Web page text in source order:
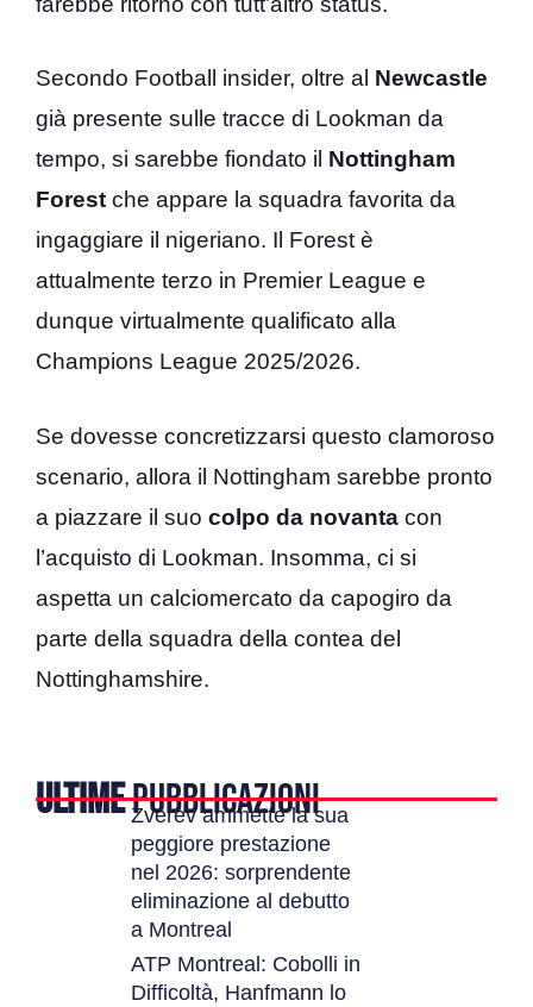
Secondo Football insider, oltre al Newcastle
già presente sulle tracce di Lookman da
tempo, si sarebbe fiondato il Nottingham
Forest che appare la squadra favorita da
ingaggiare il nigeriano. Il Forest è
attualmente terzo in Premier League e
dunque virtualmente qualificato alla
Champions League 2025/2026.
Se dovesse concretizzarsi questo clamoroso
scenario, allora il Nottingham sarebbe pronto
a piazzare il suo colpo da novanta con
l’acquisto di Lookman. Insomma, ci si
aspetta un calciomercato da capogiro da
parte della squadra della contea del
Nottinghamshire.
ULTIMEPUBBLICAZIONI
Zverev ammette la sua
peggiore prestazione
nel 2026: sorprendente
eliminazione al debutto
a Montreal
ATP Montreal: Cobolli in
Difficoltà, Hanfmann lo